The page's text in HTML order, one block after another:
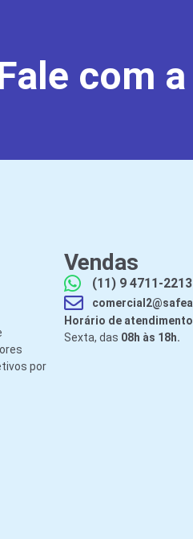
com
por
Vendas
(11) 9 4711-2213
Horário de
Sexta, das 08h às 18h.